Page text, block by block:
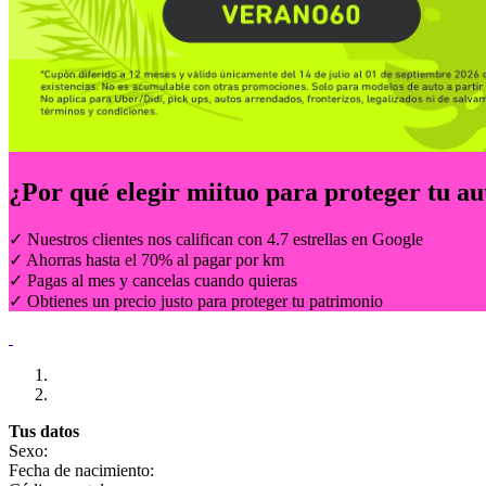
¿Por qué elegir miituo para proteger tu
✓ Nuestros clientes nos califican con 4.7 estrellas en Google
✓ Ahorras hasta el 70% al pagar por km
✓ Pagas al mes y cancelas cuando quieras
✓ Obtienes un precio justo para proteger tu patrimonio
Tus datos
Sexo:
Fecha de nacimiento: